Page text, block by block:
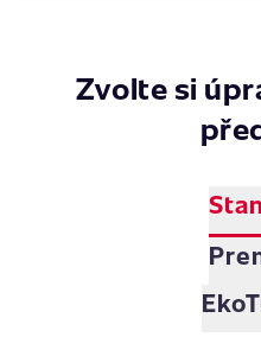
Zvolte si